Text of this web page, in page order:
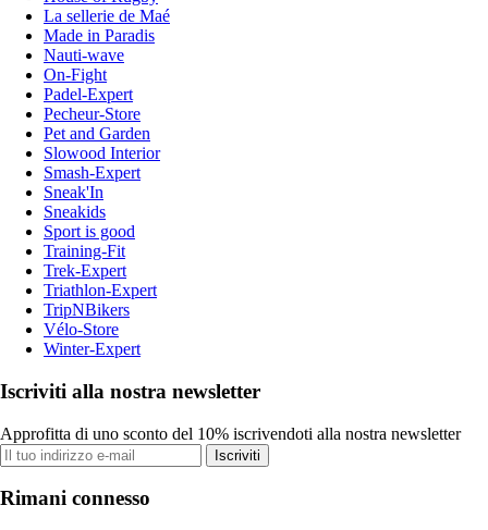
La sellerie de Maé
Made in Paradis
Nauti-wave
On-Fight
Padel-Expert
Pecheur-Store
Pet and Garden
Slowood Interior
Smash-Expert
Sneak'In
Sneakids
Sport is good
Training-Fit
Trek-Expert
Triathlon-Expert
TripNBikers
Vélo-Store
Winter-Expert
Iscriviti alla nostra newsletter
Approfitta di uno sconto del 10% iscrivendoti alla nostra newsletter
Iscriviti
Rimani connesso